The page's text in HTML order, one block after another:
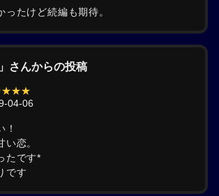
ったけど続編も期待。
さんからの投稿
04-06
！
い恋。
たです*
です